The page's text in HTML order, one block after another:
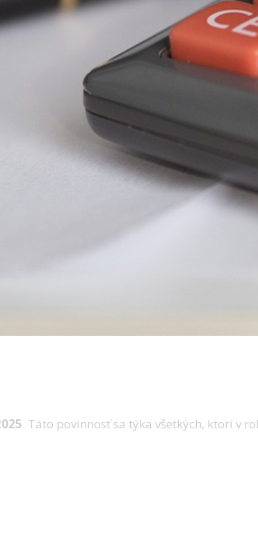
. Táto povinnosť sa týka všetkých, ktorí v